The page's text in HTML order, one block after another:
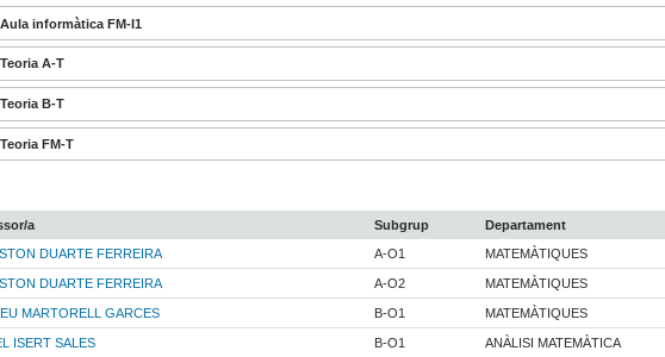
informàtica FM-I1
A-T
B-T
FM-T
a Subgrup Departament
DUARTE FERREIRA
A-O1 MATEMÀTIQUES
DUARTE FERREIRA A-O2 MATEMÀTIQUES
MARTORELL GARCES B-O1 MATEMÀTIQUES
ISERT SALES B-O1 ANÀLISI MATEMÀTICA